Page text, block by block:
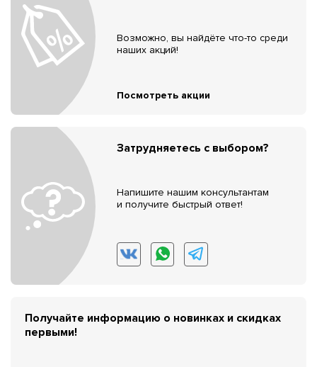
Возможно, вы найдёте что-то среди
наших акций!
Посмотреть акции
Затрудняетесь с выбором?
Напишите нашим консультантам
и получите быстрый ответ!
Получайте информацию о новинках и скидках
первыми!